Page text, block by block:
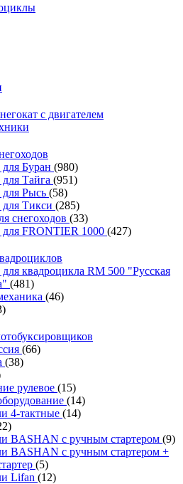
с двигателем
для Буран (980)
Тайга (951)
для Рысь (58)
для Тикси (285)
снегоходов (33)
для FRONTIER 1000 (427)
для квадроцикла RM 500 "Русская
(481)
(46)
(66)
(38)
рулевое (15)
(14)
4-тактные (14)
BASHAN с ручным стартером (9)
BASHAN с ручным стартером +
(5)
Lifan (12)